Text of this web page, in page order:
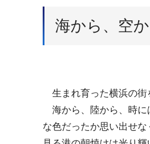
海から、空
生まれ育った横浜の街
海から、陸から、時に
な色だったか思い出せ